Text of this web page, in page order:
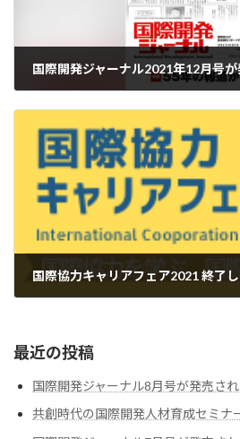
国際開発ジャーナル2021年12月号
国際協力キャリアフェア2021 終了
最近の投稿
国際開発ジャーナル8月号が発売さ
共創時代の国際開発人材育成セミナ